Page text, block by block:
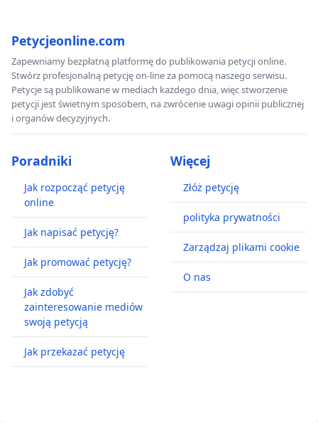
Petycjeonline.com
Zapewniamy bezpłatną platformę do publikowania petycji online.
Stwórz profesjonalną petycję on-line za pomocą naszego serwisu.
Petycje są publikowane w mediach każdego dnia, więc stworzenie
petycji jest świetnym sposobem, na zwrócenie uwagi opinii publicznej
i organów decyzyjnych.
Poradniki
Jak rozpocząć petycję
online
Jak napisać petycję?
Jak promować petycję?
Jak zdobyć
zainteresowanie mediów
swoją petycją
Jak przekazać petycję
Więcej
Złóż petycję
polityka prywatności
Zarządzaj plikami cookie
O nas